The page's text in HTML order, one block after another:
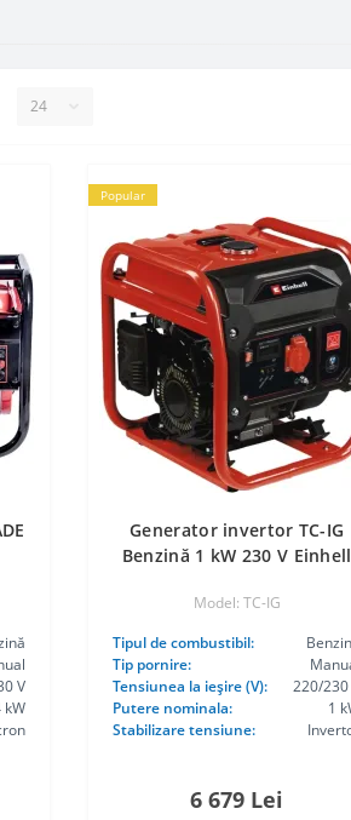
V
kW
Popular
Generator invertor TC-IG
Benzină 1 kW 230 V Einhell
Model: TC-IG
Tipul de combustibil:
Tip pornire:
Tensiunea la ieşire (V):
220/230
Putere nominala:
1
Stabilizare tensiune:
6 679 Lei